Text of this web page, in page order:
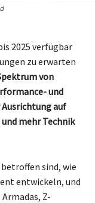
2025 verfügbar
zu erwarten
von
und
auf
mehr Technik
sind, wie
entwickeln, und
Z-